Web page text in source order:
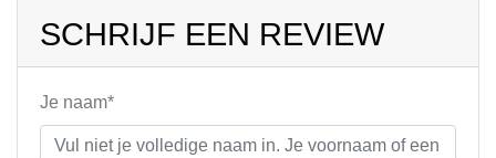
SCHRIJF EEN REVIEW
Je naam*